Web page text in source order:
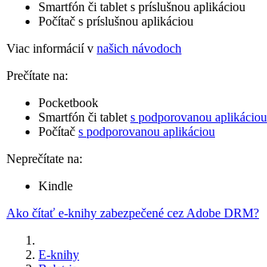
Smartfón či tablet s príslušnou aplikáciou
Počítač s príslušnou aplikáciou
Viac informácií v našich návodoch
Prečítate na:
Pocketbook
Smartfón či tablet s podporovanou aplikáciou
Počítač s podporovanou aplikáciou
Neprečítate na:
Kindle
Ako čítať e-knihy zabezpečené cez Adobe DRM?
E-knihy